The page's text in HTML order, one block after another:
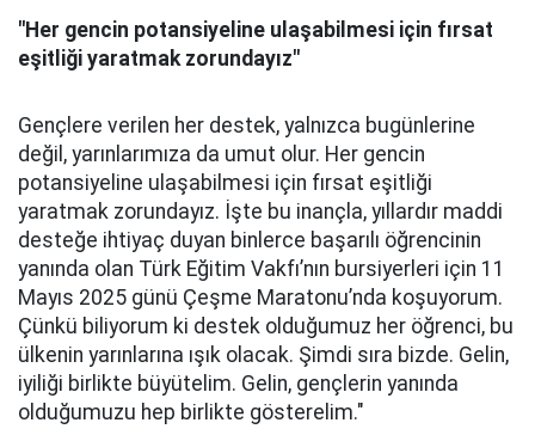
"Her gencin potansiyeline ulaşabilmesi için fırsat
eşitliği yaratmak zorundayız"
Gençlere verilen her destek, yalnızca bugünlerine
değil, yarınlarımıza da umut olur. Her gencin
potansiyeline ulaşabilmesi için fırsat eşitliği
yaratmak zorundayız. İşte bu inançla, yıllardır maddi
desteğe ihtiyaç duyan binlerce başarılı öğrencinin
yanında olan Türk Eğitim Vakfı’nın bursiyerleri için 11
Mayıs 2025 günü Çeşme Maratonu’nda koşuyorum.
Çünkü biliyorum ki destek olduğumuz her öğrenci, bu
ülkenin yarınlarına ışık olacak. Şimdi sıra bizde. Gelin,
iyiliği birlikte büyütelim. Gelin, gençlerin yanında
olduğumuzu hep birlikte gösterelim."